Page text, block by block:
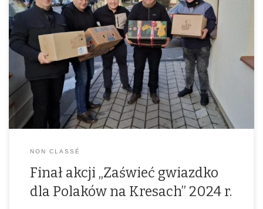
NON CLASSÉ
Finał akcji „Zaświeć gwiazdko
dla Polaków na Kresach” 2024 r.